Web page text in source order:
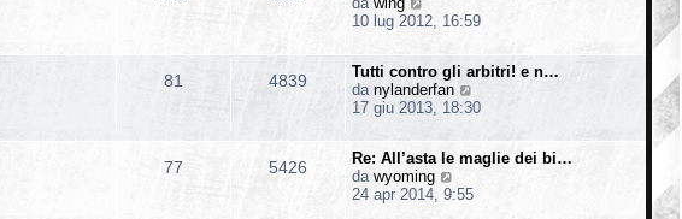
g
g
o
e
s
a
g
g
o
t
m
o
m
e
a
g
g
e
i
u
l
t
m
o
m
e
10 lug 2012, 16:59
81 4839
Tutti contro gli arbitri! e n…
da nylanderfan
e
u
t
17 giu 2013, 18:30
77 5426
Re: All’asta le maglie dei bi…
da wyoming
e
24 apr 2014, 9:55